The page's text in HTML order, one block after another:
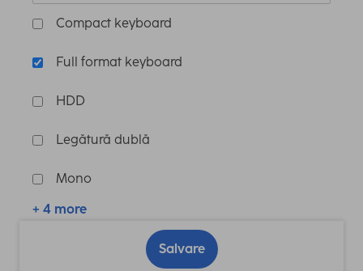
Compact keyboard
Full format keyboard
HDD
Legătură dublă
Mono
+ 4 more
Salvare